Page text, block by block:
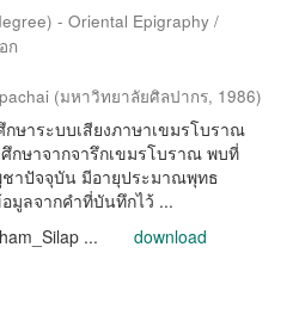
- Oriental Epigraphy /
ก
(มหาวิทยาลัยศิลปากร, 1986)
ษาระบบเสียงภาษาเขมรโบราณ
กษาจากจารึกเขมรโบราณ พบที่
าปัจจุบัน มีอายุประมาณพุทธ
มูลจากคำที่บันทึกไว้ ...
... download